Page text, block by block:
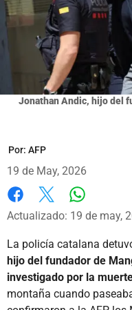
Jonathan Andic, hijo del
Por: AFP
19 de May, 2026
Facebook
X
Actualizado: 19 de may,
La policía catalana
hijo del fundador de
investigado por la
montaña cuando